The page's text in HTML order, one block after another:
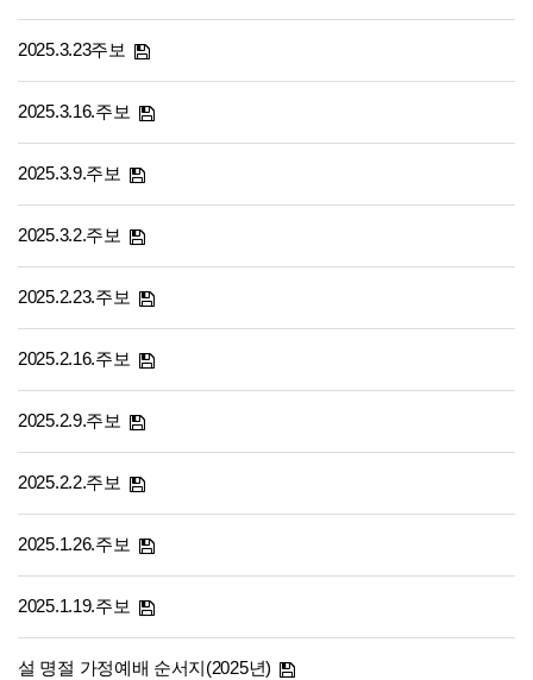
2025.3.23주보
2025.3.16.주보
2025.3.9.주보
2025.3.2.주보
2025.2.23.주보
2025.2.16.주보
2025.2.9.주보
2025.2.2.주보
2025.1.26.주보
2025.1.19.주보
설 명절 가정예배 순서지(2025년)